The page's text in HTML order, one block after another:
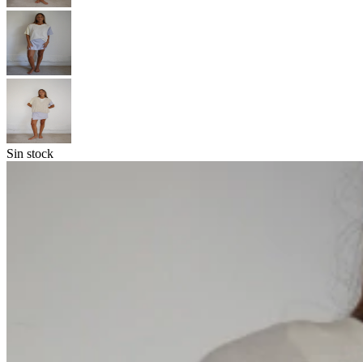
Sin stock